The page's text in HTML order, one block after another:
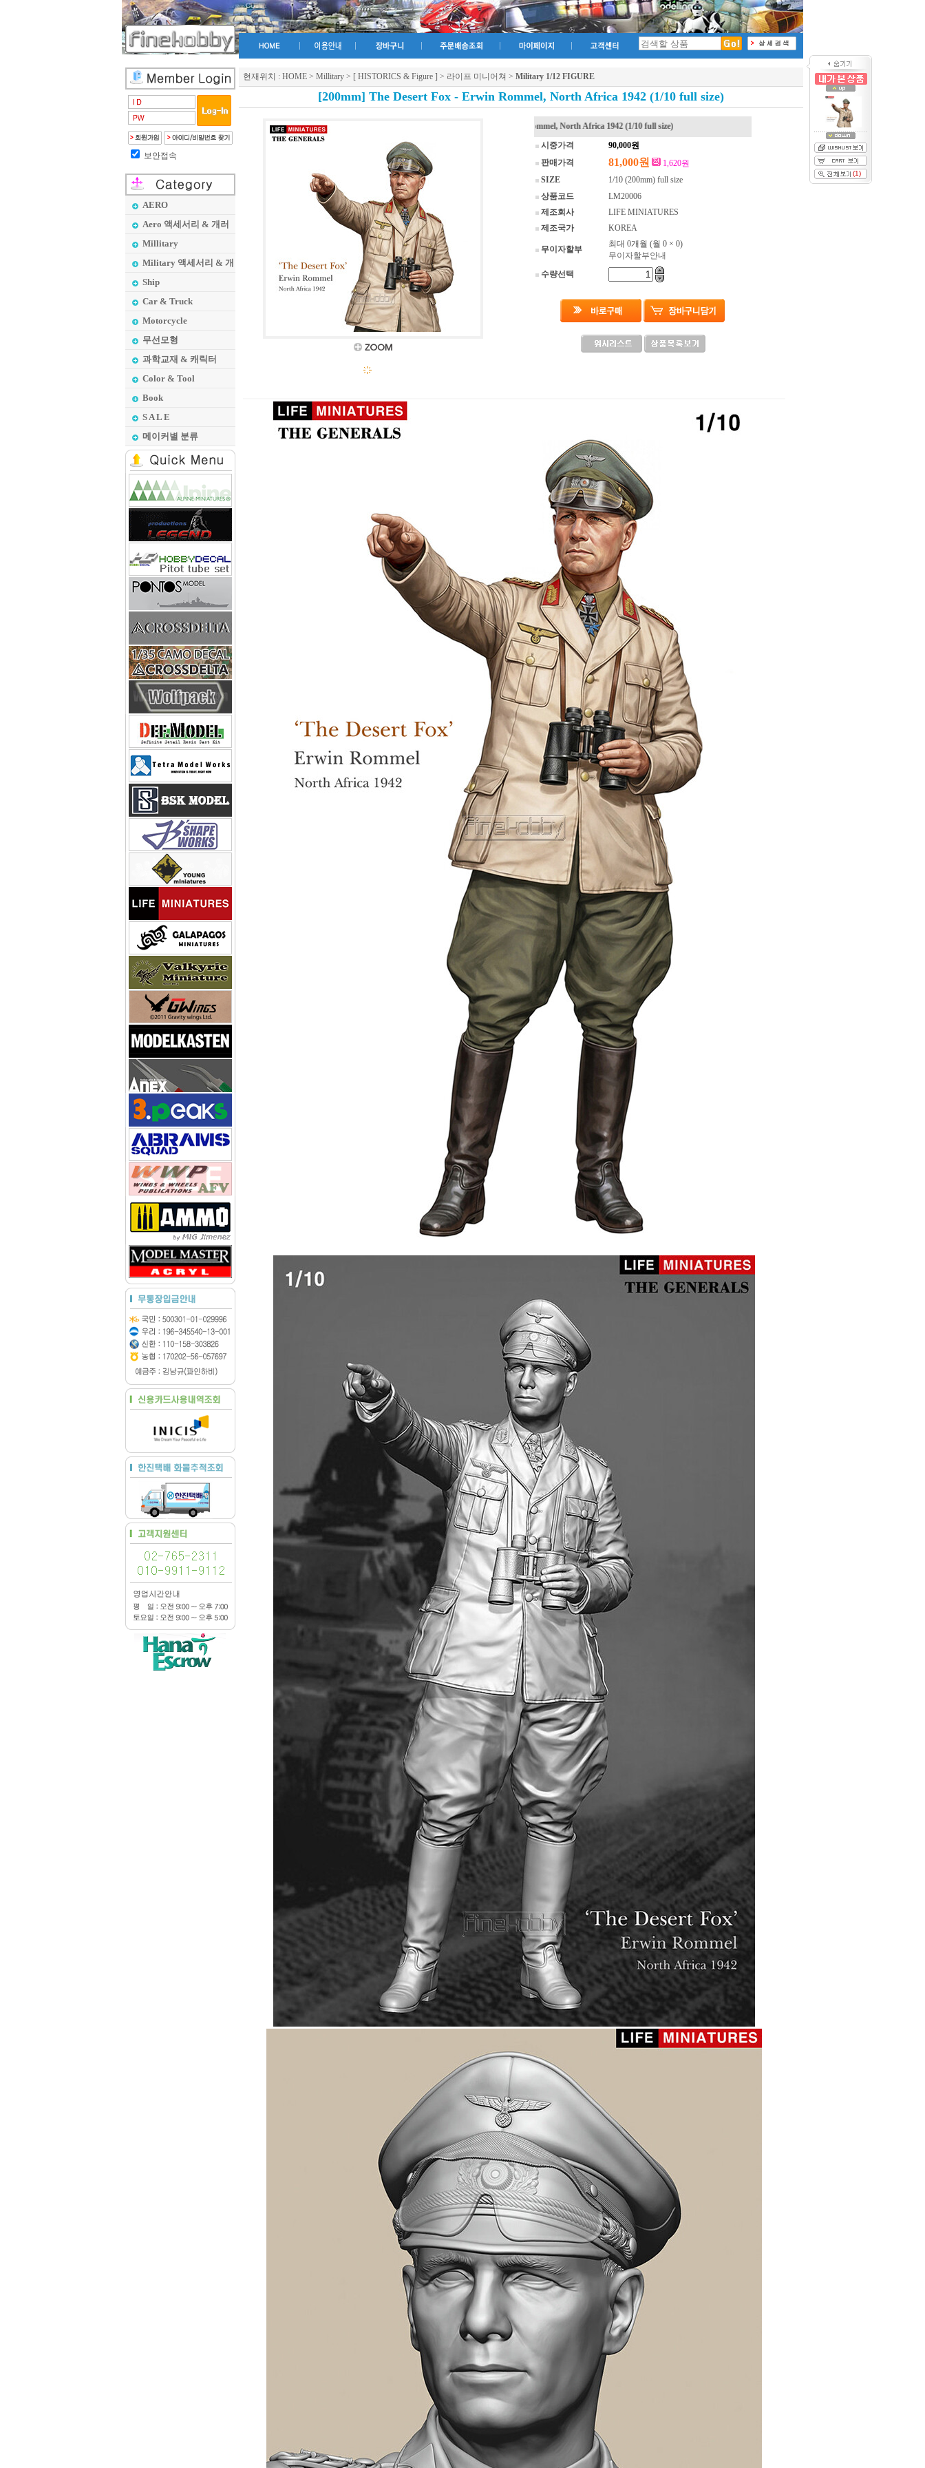
보안접속
AERO
Aero 액세서리 & 개러
지 메이커
Millitary
Military 액세서리 & 개
러지 메이커
Ship
Car & Truck
Motorcycle
무선모형
과학교재 & 캐릭터
Color & Tool
Book
S A L E
메이커별 분류
현재위치 : HOME > Millitary > [ HISTORICS & Figure ] > 라이프 미니어쳐 > Military 1/12 FIGURE
[200mm] The Desert Fox - Erwin Rommel, North Africa 1942 (1/10 full size)
[200mm] The Desert Fox - Erwin Rommel, North Africa 1942 (1/10 full size)
시중가격
90,000원
판매가격
81,000원
1,620원
SIZE
1/10 (200mm) full size
상품코드
LM20006
제조회사
LIFE MINIATURES
제조국가
KOREA
무이자할부
최대 0개월 (월 0 × 0)
무이자할부안내
수량선택
(1)